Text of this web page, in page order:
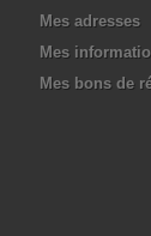
Mes adresses
Mes
Mes bons de